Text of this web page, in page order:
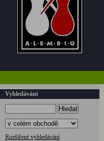
Vyhledávání
Hledat
Rozšířené vyhledávání